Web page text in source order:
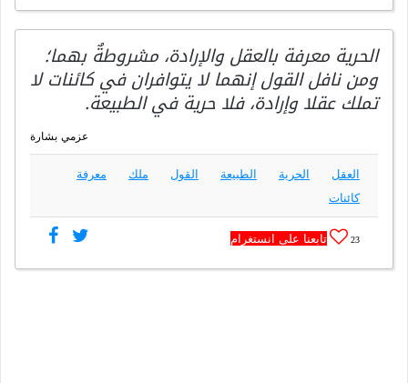
الحرية معرفة بالعقل والإرادة، مشروطةٌ بهما؛
ومن نافل القول إنهما لا يتوافران في كائنات لا
تملك عقلا وإرادة، فلا حرية في الطبيعة.
عزمي بشارة
العقل الحرية الطبيعة القول ملك
معرفة
كائنات
23 تابعنا على انستغرام